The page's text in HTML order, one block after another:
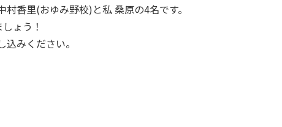
香里(おゆみ野校)と私 桑原の4名です。
ょう！
みください。